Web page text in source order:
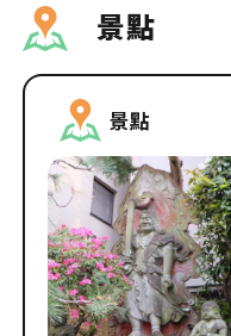
景點
景點